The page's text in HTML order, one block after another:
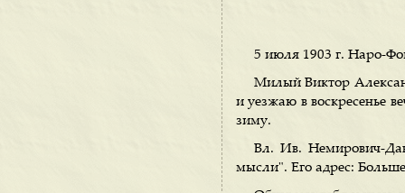
5 июля 1903 г. Наро-
Милый Виктор
и уезжаю в воскресенье
зиму.
Вл. Ив. Немирович-
мысли". Его адрес: